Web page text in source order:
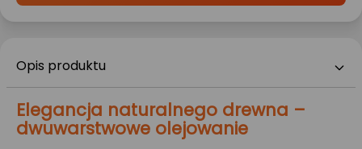
Opis produktu
Elegancja naturalnego drewna –
dwuwarstwowe olejowanie